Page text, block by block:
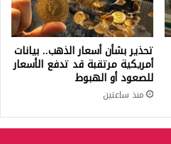
تحذير بشأن أسعار الذهب.. بيانات
أمريكية مرتقبة قد تدفع الأسعار
للصعود أو الهبوط
منذ ساعتين